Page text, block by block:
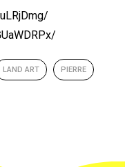
LAND ART PIERRE